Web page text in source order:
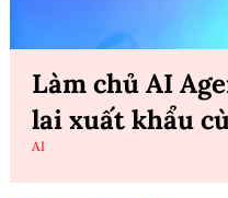
Làm chủ AI
lai xuất khẩu
AI